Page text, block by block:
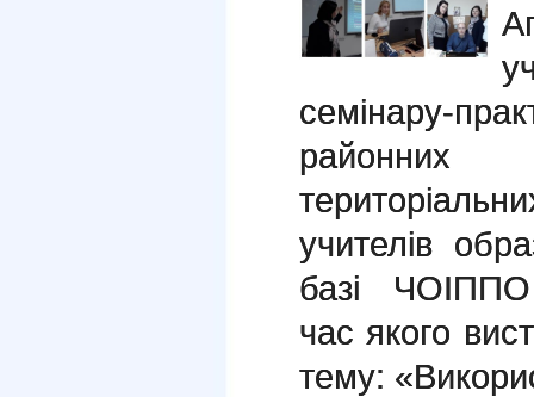
семінару-
районних
учителів
базі ЧОІППО
час якого
тему: